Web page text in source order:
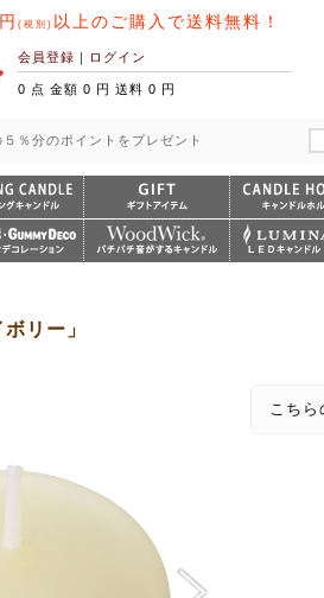
(税別) 以上のご購入で送料無料！
会員登録 ｜ ログイン
0 点 金額 0 円 送料 0 円
％分のポイントをプレゼント
リー」
こちら